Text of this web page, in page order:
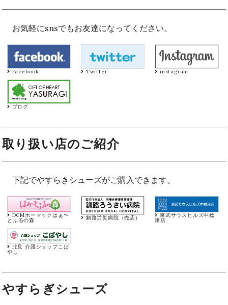
お気軽にsnsでもお友達になってください。
Facebook Twitter instagram
ブログ
取り扱い店のご紹介
下記でやすらきシューズがご購入できます。
DCMホーマックはぁ〜
とふるの森 釧路労災病院（売店) 東武サウスヒルズ中標
津店
北見 介護ショップこば
やし
やすらぎシューズ